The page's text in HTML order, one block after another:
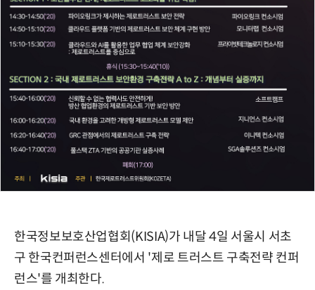
한국정보보호산업협회(KISIA)가 내달 4일 서울시 서초
구 한국컨퍼런스센터에서 '제로 트러스트 구축전략 컨퍼
런스'를 개최한다.